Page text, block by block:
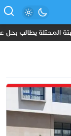
المحتلة يطالب بحل